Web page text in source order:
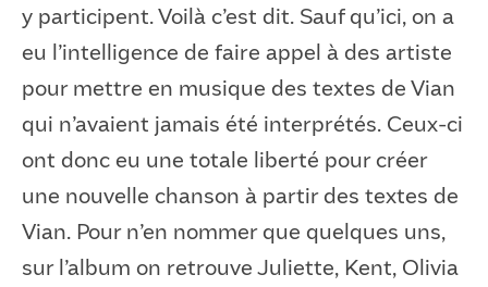
y participent. Voilà c’est dit. Sauf qu’ici, on a
eu l’intelligence de faire appel à des artiste
pour mettre en musique des textes de Vian
qui n’avaient jamais été interprétés. Ceux-ci
ont donc eu une totale liberté pour créer
une nouvelle chanson à partir des textes de
Vian. Pour n’en nommer que quelques uns,
sur l’album on retrouve Juliette, Kent, Olivia